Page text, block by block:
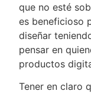
que no esté
es beneficioso
diseñar
pensar en
productos
Tener en claro